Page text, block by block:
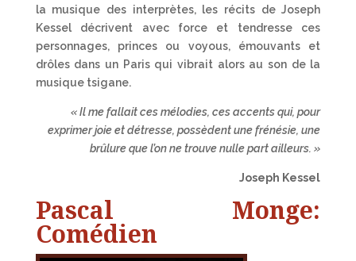
la musique des interprètes, les récits de Joseph
Kessel décrivent avec force et tendresse ces
personnages, princes ou voyous, émouvants et
drôles dans un Paris qui vibrait alors au son de la
musique tsigane.
« Il me fallait ces mélodies, ces accents qui, pour
exprimer joie et détresse, possèdent une frénésie, une
brûlure que l’on ne trouve nulle part ailleurs. »
Joseph Kessel
Pascal Monge:
Comédien